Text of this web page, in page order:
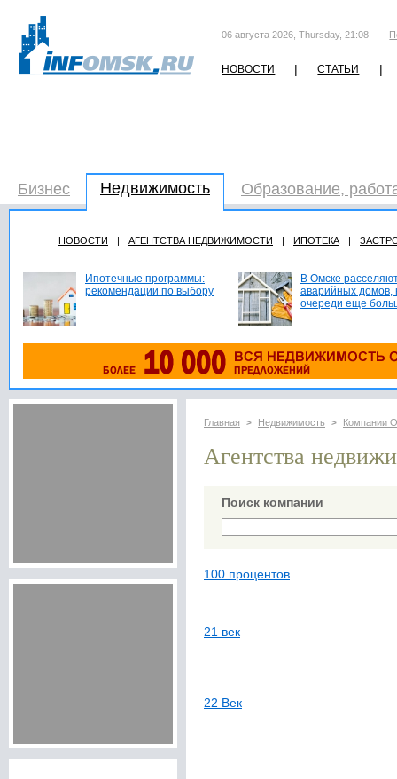
06 августа 2026, Thursday, 21:08
НОВОСТИ | СТАТЬИ |
Бизнес Недвижимость Образование,
НОВОСТИ | АГЕНТСТВА НЕДВИЖИМОСТИ | ИПОТЕКА |
Ипотечные программы:
рекомендации по выбору
В Омске
аварийных домов,
очереди еще
Главная > Недвижимость > Компании
Агентства
Поиск компании
100 процентов
21 век
22 Век